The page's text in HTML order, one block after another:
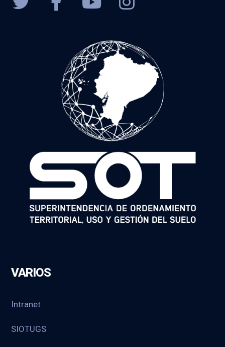
VARIOS
Intranet
SIOTUGS